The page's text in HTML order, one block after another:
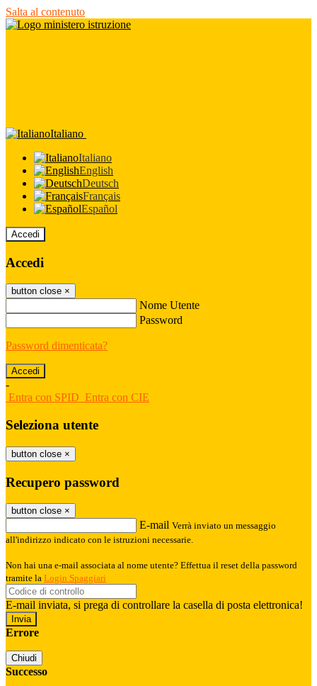
Salta al contenuto
Italiano
Italiano
English
Deutsch
Français
Español
Accedi
Accedi
button close ×
Nome Utente
Password
Password dimenticata?
-
Entra con SPID Entra con CIE
Seleziona utente
button close ×
Recupero password
button close ×
E-mail Verrà inviato un messaggio
all'indirizzo indicato con le istruzioni necessarie.
Non hai una e-mail associata al nome utente? Effettua il reset della password
tramite la Login Spaggiari
E-mail inviata, si prega di controllare la casella di posta elettronica!
Errore
Chiudi
Successo